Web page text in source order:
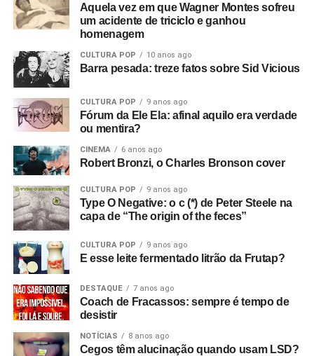
Aquela vez em que Wagner Montes sofreu
um acidente de triciclo e ganhou
homenagem
CULTURA POP 10 anos ago
Barra pesada: treze fatos sobre Sid Vicious
CULTURA POP 9 anos ago
Fórum da Ele Ela: afinal aquilo era verdade
ou mentira?
CINEMA 6 anos ago
Robert Bronzi, o Charles Bronson cover
CULTURA POP 9 anos ago
Type O Negative: o c (*) de Peter Steele na
capa de “The origin of the feces”
CULTURA POP 9 anos ago
E esse leite fermentado litrão da Frutap?
DESTAQUE 7 anos ago
Coach de Fracassos: sempre é tempo de
desistir
NOTÍCIAS 8 anos ago
Cegos têm alucinação quando usam LSD?